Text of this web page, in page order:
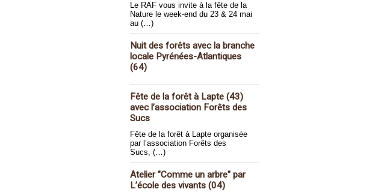
Le RAF vous invite à la fête de la
Nature le week-end du 23 & 24 mai
au (…)
Nuit des forêts avec la branche
locale Pyrénées-Atlantiques
(64)
Fête de la forêt à Lapte (43)
avec l’association Forêts des
Sucs
Fête de la forêt à Lapte organisée
par l’association Forêts des
Sucs, (…)
Atelier "Comme un arbre" par
L’école des vivants (04)